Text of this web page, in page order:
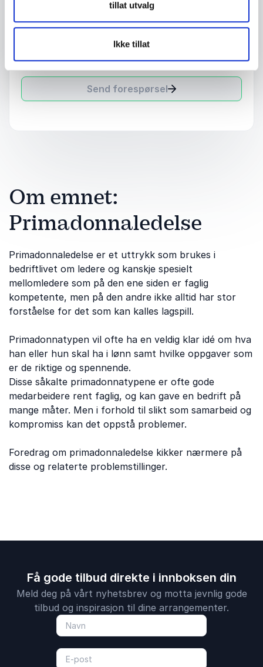
tillat utvalg
Ikke tillat
Detaljer om ditt arrangement
Send forespørsel
Om emnet:
Primadonnaledelse
Primadonnaledelse er et uttrykk som brukes i
bedriftlivet om ledere og kanskje spesielt
mellomledere som på den ene siden er faglig
kompetente, men på den andre ikke alltid har stor
forståelse for det som kan kalles lagspill.
Primadonnatypen vil ofte ha en veldig klar idé om hva
han eller hun skal ha i lønn samt hvilke oppgaver som
er de riktige og spennende.
Disse såkalte primadonnatypene er ofte gode
medarbeidere rent faglig, og kan gave en bedrift på
mange måter. Men i forhold til slikt som samarbeid og
kompromiss kan det oppstå problemer.
Foredrag om primadonnaledelse kikker nærmere på
disse og relaterte problemstillinger.
Få gode tilbud direkte i innboksen din
Meld deg på vårt nyhetsbrev og motta jevnlig gode
tilbud og inspirasjon til dine arrangementer.